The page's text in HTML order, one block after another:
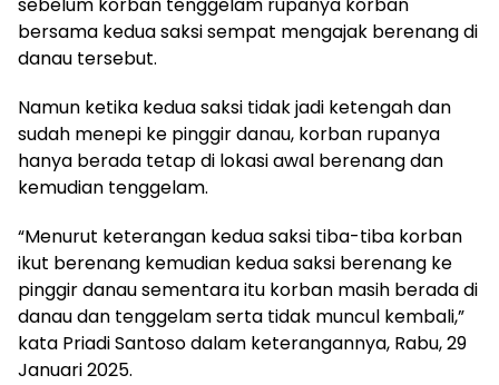
sebelum korban tenggelam rupanya korban
bersama kedua saksi sempat mengajak berenang di
danau tersebut.
Namun ketika kedua saksi tidak jadi ketengah dan
sudah menepi ke pinggir danau, korban rupanya
hanya berada tetap di lokasi awal berenang dan
kemudian tenggelam.
“Menurut keterangan kedua saksi tiba-tiba korban
ikut berenang kemudian kedua saksi berenang ke
pinggir danau sementara itu korban masih berada di
danau dan tenggelam serta tidak muncul kembali,”
kata Priadi Santoso dalam keterangannya, Rabu, 29
Januari 2025.